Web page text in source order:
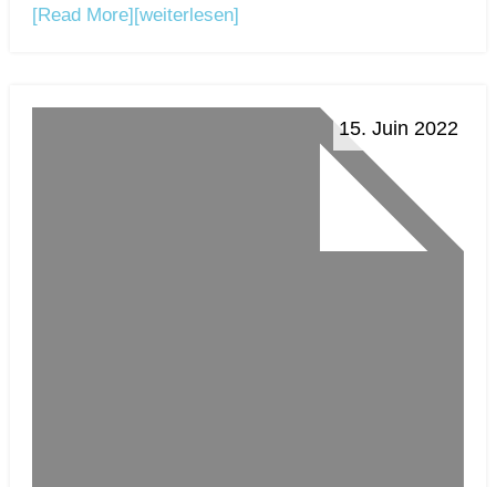
[Read More] [weiterlesen]
15. Juin 2022